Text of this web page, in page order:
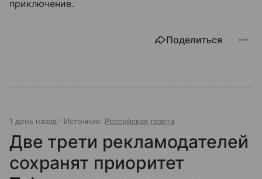
приключение.
Поделиться
1 день назад Источник: Российская газета
Две трети рекламодателей
сохранят приоритет